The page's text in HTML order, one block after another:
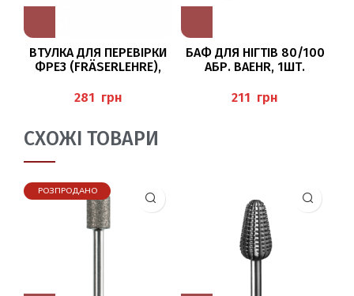
ВТУЛКА ДЛЯ ПЕРЕВІРКИ
ФРЕЗ (FRÄSERLEHRE),
грн
БАФ ДЛЯ НІГТІВ 80/100
АБР. BAEHR, 1ШТ.
грн
СХОЖІ ТОВАРИ
РОЗПРОДАНО